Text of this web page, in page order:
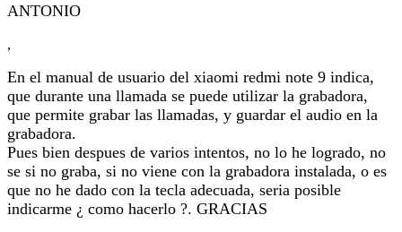
ANTONIO
,
En el manual de usuario del xiaomi redmi note 9 indica,
que durante una llamada se puede utilizar la grabadora,
que permite grabar las llamadas, y guardar el audio en la
grabadora.
Pues bien despues de varios intentos, no lo he logrado, no
se si no graba, si no viene con la grabadora instalada, o es
que no he dado con la tecla adecuada, seria posible
indicarme ¿ como hacerlo ?. GRACIAS